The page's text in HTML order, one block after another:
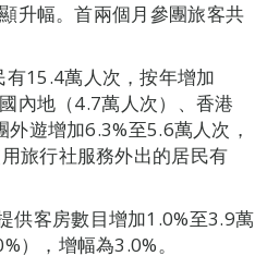
升幅。首兩個月參團旅客共
15.4萬人次，按年增加
內地（4.7萬人次）、香港
遊增加6.3%至5.6萬人次，
旅行社服務外出的居民有
供客房數目增加1.0%至3.9萬
），增幅為3.0%。